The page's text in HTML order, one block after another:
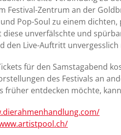
Festival-Zentrum an der
Pop-Soul zu einem dichten,
diese unverfälschte und
den Live-Auftritt unvergesslich
für den Samstagabend
des Festivals an
früher entdecken möchte,